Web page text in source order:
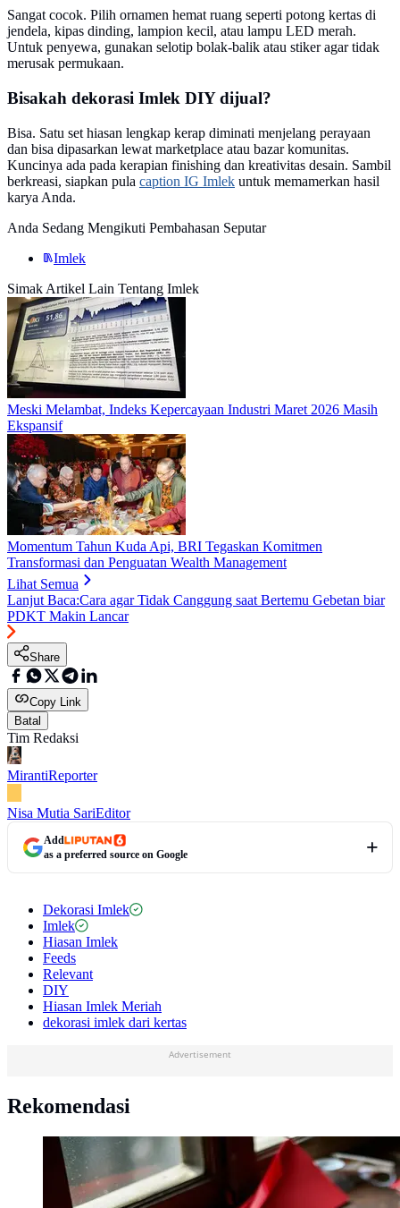
Sangat cocok. Pilih ornamen hemat ruang seperti potong kertas di
jendela, kipas dinding, lampion kecil, atau lampu LED merah.
Untuk penyewa, gunakan selotip bolak-balik atau stiker agar tidak
merusak permukaan.
Bisakah dekorasi Imlek DIY dijual?
Bisa. Satu set hiasan lengkap kerap diminati menjelang perayaan
dan bisa dipasarkan lewat marketplace atau bazar komunitas.
Kuncinya ada pada kerapian finishing dan kreativitas desain. Sambil
berkreasi, siapkan pula caption IG Imlek untuk memamerkan hasil
karya Anda.
Anda Sedang Mengikuti Pembahasan Seputar
Imlek
Simak Artikel Lain Tentang Imlek
Meski Melambat, Indeks Kepercayaan Industri Maret 2026 Masih
Ekspansif
Momentum Tahun Kuda Api, BRI Tegaskan Komitmen
Transformasi dan Penguatan Wealth Management
Lihat Semua
Lanjut Baca:Cara agar Tidak Canggung saat Bertemu Gebetan biar
PDKT Makin Lancar
Share
Copy Link
Batal
Tim Redaksi
MirantiReporter
Nisa Mutia SariEditor
Add
as a preferred source on Google
Dekorasi Imlek
Imlek
Hiasan Imlek
Feeds
Relevant
DIY
Hiasan Imlek Meriah
dekorasi imlek dari kertas
Advertisement
Rekomendasi